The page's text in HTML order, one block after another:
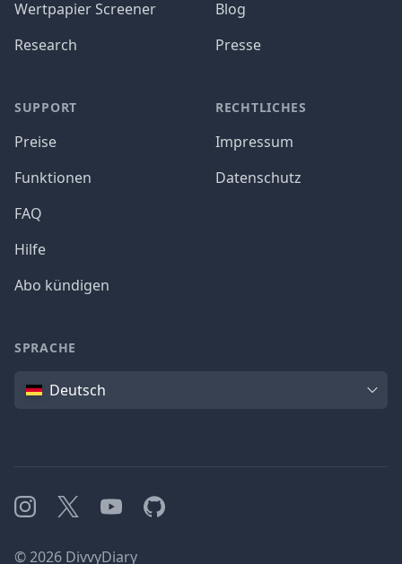
Wertpapier Screener
Research
SUPPORT
Preise
Funktionen
FAQ
Hilfe
Abo kündigen
Blog
Presse
RECHTLICHES
Impressum
Datenschutz
SPRACHE
SpracheDeutsch
Instagram
X YouTubeGitHub
©2026 DivvyDiary